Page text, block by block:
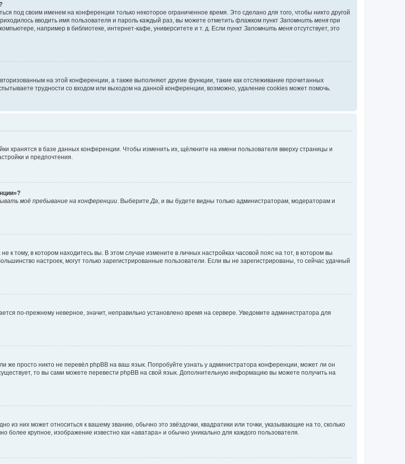
под своим именем на конференции только некоторое ограниченное время. Это сделано для того, чтобы никто другой
вводить имя пользователя и пароль каждый раз, вы можете отметить флажком пункт Запомнить меня при
например в библиотеке, интернет-кафе, университете и т. д. Если пункт Запомнить меня отсутствует, это
на этой конференции, а также выполняют другие функции, такие как отслеживание прочитанных
трудности со входом или выходом на данной конференции, возможно, удаление cookies может помочь.
хранятся в базе данных конференции. Чтобы изменить их, щёлкните на имени пользователя вверху страницы и
и предпочтения.
моё пребывание на конференции . Выберите Да , и вы будете видны только администраторам, модераторам и
к тому, в котором находитесь вы. В этом случае измените в личных настройках часовой пояс на тот, в котором вы
настроек, могут только зарегистрированные пользователи. Если вы не зарегистрированы, то сейчас удачный
по-прежнему неверное, значит, неправильно установлено время на сервере. Уведомите администратора для
же просто никто не перевёл phpBB на ваш язык. Попробуйте узнать у администратора конференции, может ли он
то вы сами можете перевести phpBB на свой язык. Дополнительную информацию вы можете получить на
из них может относиться к вашему званию, обычно это звёздочки, квадратики или точки, указывающие на то, сколько
крупное, изображение известно как «аватара» и обычно уникально для каждого пользователя.